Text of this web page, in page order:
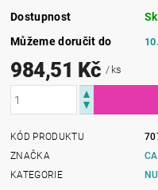
Dostupnost
Můžeme doručit do
984,51 Kč/ ks
KÓD PRODUKTU
ZNAČKA
KATEGORIE